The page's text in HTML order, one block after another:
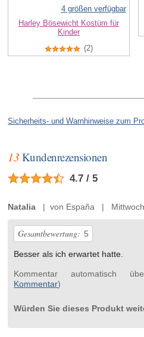
4 größen verfügbar
Harley Bösewicht Kostüm für
Kinder
(2)
Sicherheits- und Warnhinweise zum
13 Kundenrezensionen
4.7 / 5
Natalia | von España | Mittwoch
Gesamtbewertung: 5
Besser als ich erwartet hatte.
Kommentar automatisch
Kommentar)
Würden Sie dieses Produkt